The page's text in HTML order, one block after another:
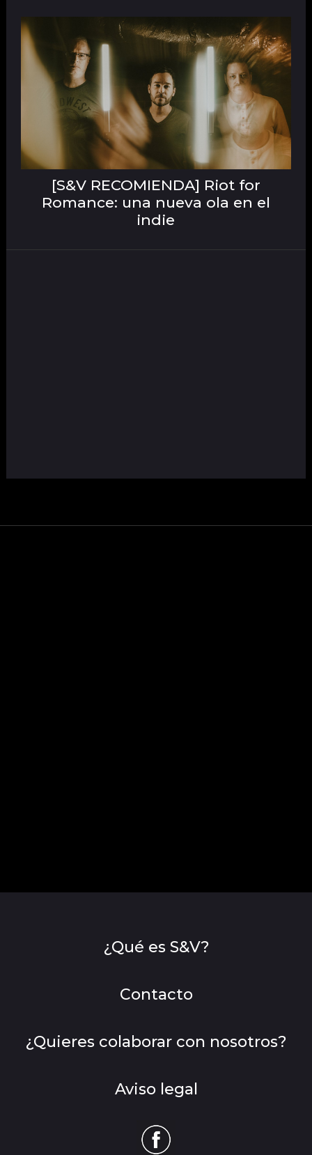
[S&V RECOMIENDA] Riot for
Romance: una nueva ola en el
indie
¿Qué es S&V?
Contacto
¿Quieres colaborar con nosotros?
Aviso legal